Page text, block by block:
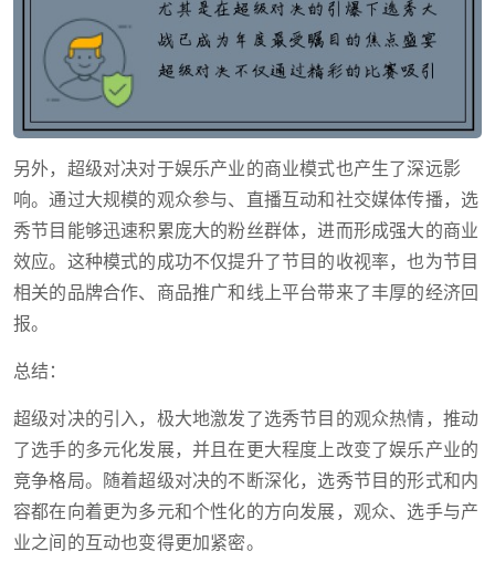
另外，超级对决对于娱乐产业的商业模式也产生了深远影
响。通过大规模的观众参与、直播互动和社交媒体传播，选
秀节目能够迅速积累庞大的粉丝群体，进而形成强大的商业
效应。这种模式的成功不仅提升了节目的收视率，也为节目
相关的品牌合作、商品推广和线上平台带来了丰厚的经济回
报。
总结：
超级对决的引入，极大地激发了选秀节目的观众热情，推动
了选手的多元化发展，并且在更大程度上改变了娱乐产业的
竞争格局。随着超级对决的不断深化，选秀节目的形式和内
容都在向着更为多元和个性化的方向发展，观众、选手与产
业之间的互动也变得更加紧密。